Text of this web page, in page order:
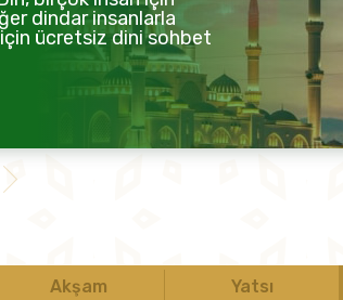
dindar insanlarla
ücretsiz dini sohbet
Akşam Yatsı